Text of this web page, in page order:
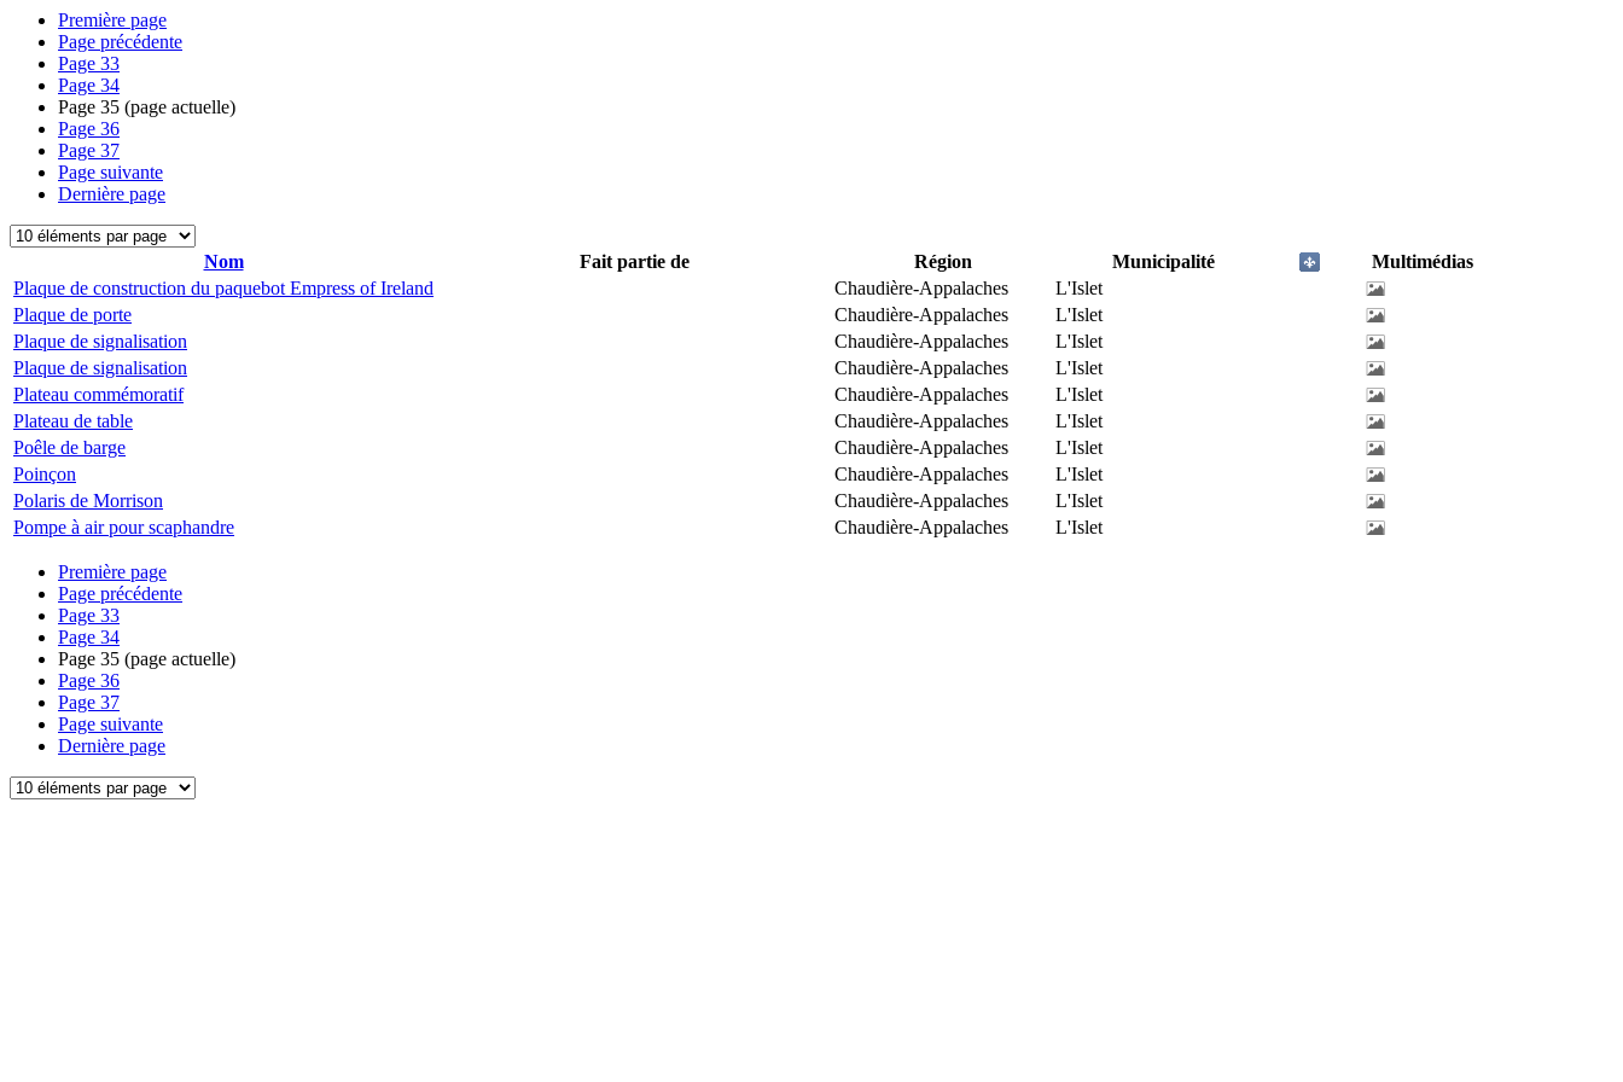
Première page
Page précédente
Page 33
Page 34
Page 35 (page actuelle)
Page 36
Page 37
Page suivante
Dernière page
Nom Fait partie de Région Municipalité
Multimédias
Plaque de construction du paquebot Empress of Ireland
Chaudière-Appalaches
L'Islet
Plaque de porte
Chaudière-Appalaches
L'Islet
Plaque de signalisation
Chaudière-Appalaches
L'Islet
Plaque de signalisation
Chaudière-Appalaches
L'Islet
Plateau commémoratif
Chaudière-Appalaches
L'Islet
Plateau de table
Chaudière-Appalaches
L'Islet
Poêle de barge
Chaudière-Appalaches
L'Islet
Poinçon
Chaudière-Appalaches
L'Islet
Polaris de Morrison
Chaudière-Appalaches
L'Islet
Pompe à air pour scaphandre
Chaudière-Appalaches L'Islet
Première page
Page précédente
Page 33
Page 34
Page 35 (page actuelle)
Page 36
Page 37
Page suivante
Dernière page